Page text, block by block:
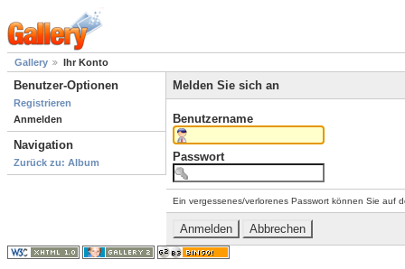
Gallery Ihr Konto
Benutzer-Optionen
Registrieren
Anmelden
Navigation
Zurück zu: Album
Melden Sie sich an
Benutzername
Passwort
Ein vergessenes/verlorenes Passwort können Sie auf